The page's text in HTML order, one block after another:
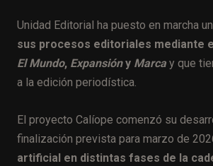
Unidad Editorial ha puesto en marcha
sus procesos editoriales mediante
El Mundo, Expansióny Marca y que
a la edición periodística.
El proyecto Calíope comenzó su
finalización prevista para marzo de
artificial en distintas fases de la